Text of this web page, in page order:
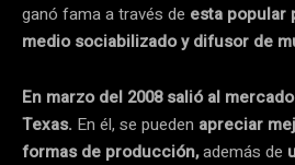
ganó fama a través de esta popular
medio sociabilizado y difusor de
En marzo del 2008 salió al
Texas. En él, se pueden apreciar
formas de producción,además de